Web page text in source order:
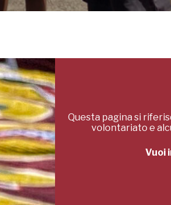
Questa pagina si
volontariato e
Vuoi